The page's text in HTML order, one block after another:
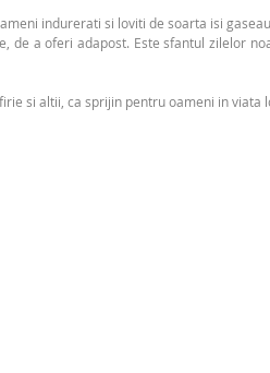
indurerati si loviti de soarta isi
a oferi adapost. Este sfantul zilelor
si altii, ca sprijin pentru oameni in viata